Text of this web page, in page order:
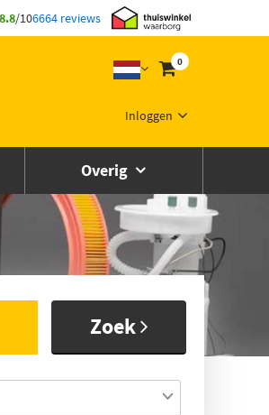
8.8/106664 reviews
0
Inloggen
Overig
Zoek